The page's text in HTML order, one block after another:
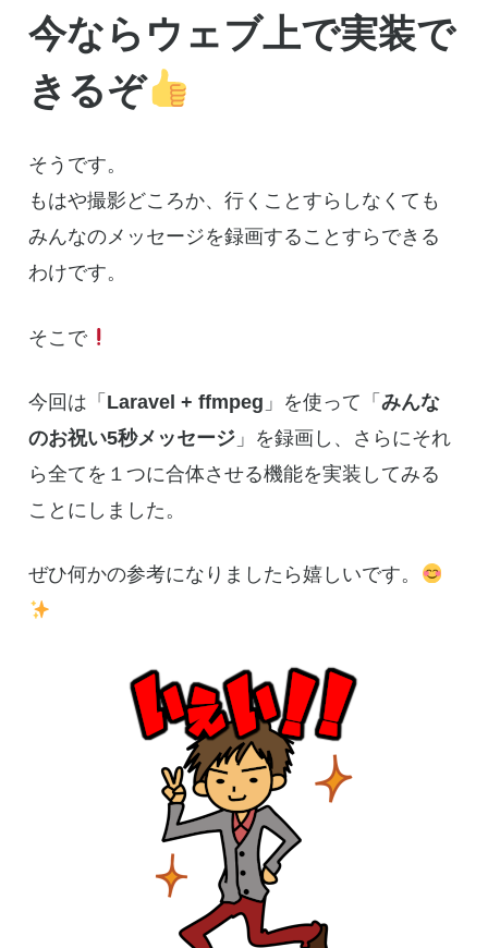
今ならウェブ上で実装で
きるぞ
そうです。
もはや撮影どころか、行くことすらしなくても
みんなのメッセージを録画することすらできる
わけです。
そこで
今回は「 Laravel + ffmpeg 」を使って「みんな
のお祝い5秒メッセージ 」を録画し、さらにそれ
ら全てを１つに合体させる機能を実装してみる
ことにしました。
ぜひ何かの参考になりましたら嬉しいです。